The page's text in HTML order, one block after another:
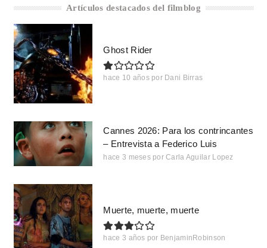
Artículos destacados del filmblog
Ghost Rider
hace 10 años por Dani Birras
Cannes 2026: Para los contrincantes
– Entrevista a Federico Luis
hace 3 meses por Carla Aguilar Lopez
Muerte, muerte, muerte
hace 3 años por BenjaminRobinson